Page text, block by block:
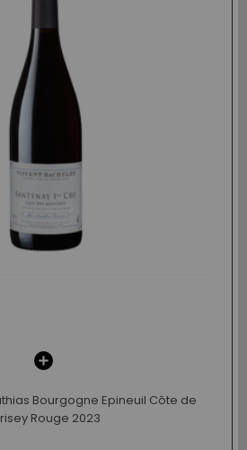
Bourgogne Epineuil Côte de
Rouge 2023